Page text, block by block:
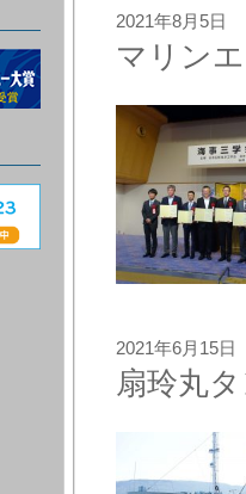
2021年8月5日
マリン
2021年6月15日
扇玲丸